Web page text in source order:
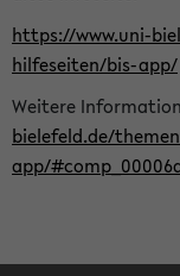
https://www.uni-
hilfeseiten/bis-app/
Weitere
bielefeld.de/
app/